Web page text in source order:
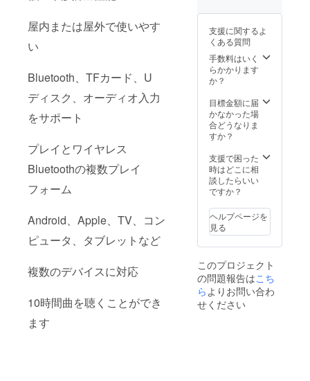
屋内または屋外で使いやす
い
Bluetooth、TFカード、U
ディスク、オーディオ入力
をサポート
プレイとワイヤレス
Bluetoothの複数プレイ
フォーム
Android、Apple、TV、コン
ピュータ、タブレットなど
複数のデバイスに対応
10時間曲を聴くことができ
ます
支援に関するよ
くある質問
手数料はいく
らかかります
か？
目標金額に届
かなかった場
合どうなりま
すか？
支援で困った
時はどこに相
談したらいい
ですか？
ヘルプページを
見る
このプロジェクト
の問題報告はこち
らよりお問い合わ
せください